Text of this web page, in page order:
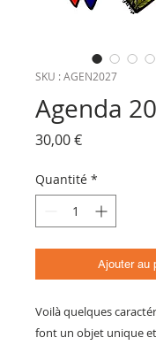
SKU : AGEN2027
Agenda
30,00 €Prix
Quantité *
Ajouter au
Voilà quelques
font un objet unique